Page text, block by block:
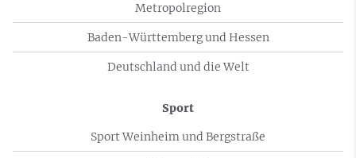
Metropolregion
Baden-Württemberg und Hessen
Deutschland und die Welt
Sport
Sport Weinheim und Bergstraße